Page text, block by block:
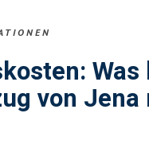
von Jena